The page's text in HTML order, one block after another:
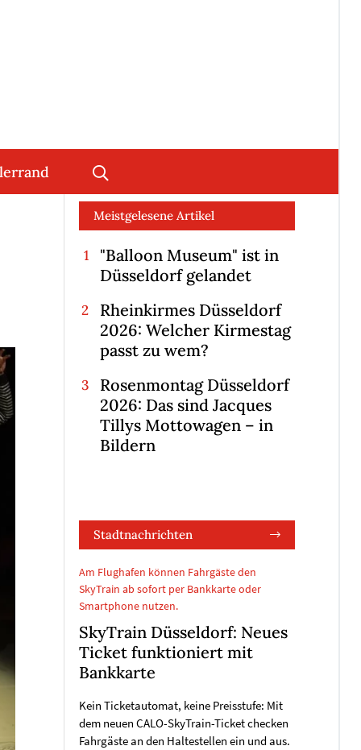
Meistgelesene Artikel
"Balloon Museum" ist in
Düsseldorf gelandet
Rheinkirmes Düsseldorf
2026: Welcher Kirmestag
passt zu wem?
Rosenmontag Düsseldorf
2026: Das sind Jacques
Tillys Mottowagen – in
Bildern
Stadtnachrichten
Am Flughafen können Fahrgäste den
SkyTrain ab sofort per Bankkarte oder
Smartphone nutzen.
SkyTrain Düsseldorf: Neues
Ticket funktioniert mit
Bankkarte
Kein Ticketautomat, keine Preisstufe: Mit
dem neuen CALO-SkyTrain-Ticket checken
Fahrgäste an den Haltestellen ein und aus.